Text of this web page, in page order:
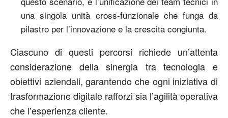
una singola unità cross-funzionale che funga da
pilastro per l’innovazione e la crescita congiunta.
Ciascuno di questi percorsi richiede un’attenta
considerazione della sinergia tra tecnologia e
obiettivi aziendali, garantendo che ogni iniziativa di
trasformazione digitale rafforzi sia l’agilità operativa
che l’esperienza cliente.